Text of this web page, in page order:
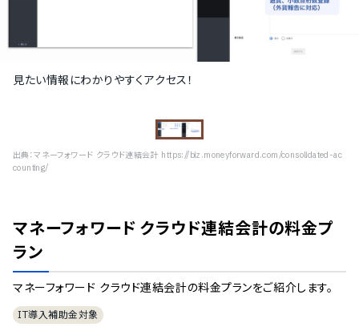
見たい情報にわかりやすくアクセス！
出典：マネーフォワード クラウド連結会計 https://biz.moneyforward.com/consolidated-ac
counting/
マネーフォワード クラウド連結会計の料金プ
ラン
マネーフォワード クラウド連結会計の料金プランをご紹介します。
IT導入補助金対象